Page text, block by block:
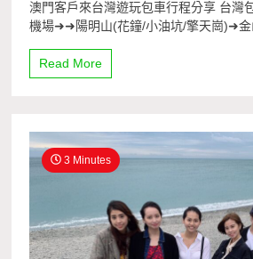
澳門客戶來台灣遊玩包車行程分享 台灣
機場➜➜陽明山(花鐘/小油坑/擎天崗)➜
Read More
3 Minutes